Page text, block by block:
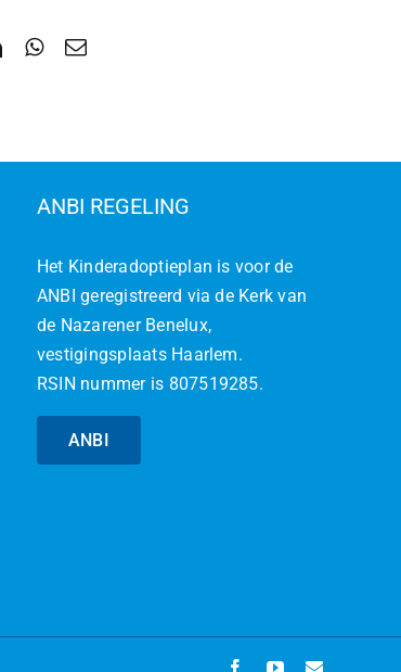
ANBI REGELING
Het Kinderadoptieplan is voor de
ANBI geregistreerd via de Kerk van
de Nazarener Benelux,
vestigingsplaats Haarlem.
RSIN nummer is 807519285.
ANBI